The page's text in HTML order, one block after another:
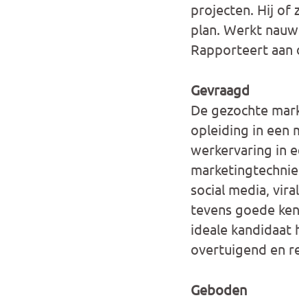
projecten. Hij of
plan. Werkt
Rapporteert aan
Gevraagd
De gezochte
opleiding in een
werkervaring in
social media,
tevens goede
ideale kandidaat
overtuigend en
Geboden